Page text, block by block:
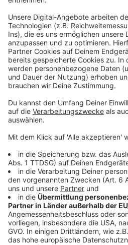
Auch am Nachmittag war die
"größtenteils ausgelassen und
Insgesamt wurden 139
Anzeige
Weitere Infos und Links
Anzeige
Bilanz der Düsseldorfer Polizei
Buntes Karnevalstreiben an
Alle Karnevals-Highlights der
Anzeige